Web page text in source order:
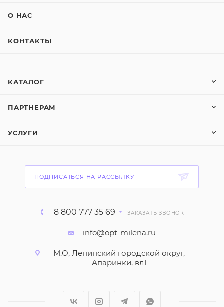
О НАС
КОНТАКТЫ
КАТАЛОГ
ПАРТНЕРАМ
УСЛУГИ
ПОДПИСАТЬСЯ НА РАССЫЛКУ
8 800 777 35 69 ЗАКАЗАТЬ ЗВОНОК
info@opt-milena.ru
М.О, Ленинский городской округ,
Апаринки, вл1